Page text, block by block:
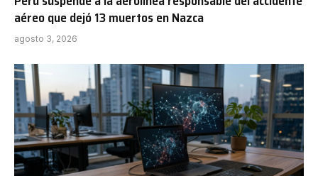
aéreo que dejó 13 muertos en Nazca
agosto 3, 2026